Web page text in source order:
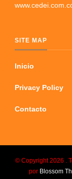
SITE MAP
Inicio
Privacy Policy
Contacto
© Copyright 2026 .
por Blossom